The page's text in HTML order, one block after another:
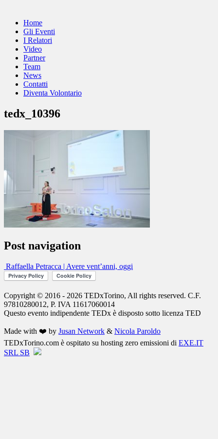
Home
Gli Eventi
I Relatori
Video
Partner
Team
News
Contatti
Diventa Volontario
tedx_10396
Post navigation
Raffaella Petracca | Avere vent’anni, oggi
Copyright © 2016 - 2026 TEDxTorino, All rights reserved. C.F.
97810280012, P. IVA 11617060014
Questo evento indipendente TEDx è disposto sotto licenza TED
Made with ❤️ by Jusan Network & Nicola Paroldo
TEDxTorino.com è ospitato su hosting zero emissioni di EXE.IT
SRL SB